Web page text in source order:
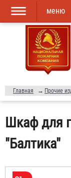
Перейти к
основному
содержанию
Skip to
navigation
меню
Главная → Прочие
Шкаф для
"Балтика"